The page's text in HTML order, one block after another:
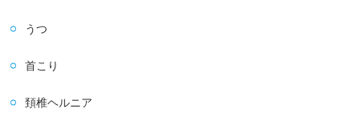
うつ
首こり
頚椎ヘルニア